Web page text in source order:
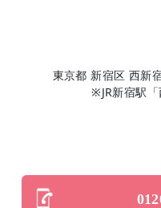
東京都 新宿区 西新
※JR新宿駅